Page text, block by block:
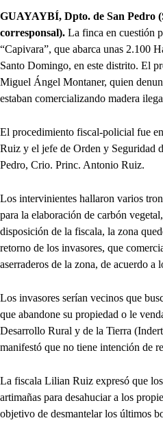
GUAYAYBÍ, Dpto. de San Pedro
corresponsal). La finca en cuestión
“Capivara”, que abarca unas 2.100
Santo Domingo, en este distrito. El
Miguel Ángel Montaner, quien
estaban comercializando madera
El procedimiento fiscal-policial fue
Ruiz y el jefe de Orden y Seguridad
Pedro, Crio. Princ. Antonio Ruiz.
Los intervinientes hallaron varios
para la elaboración de carbón
disposición de la fiscala, la zona
retorno de los invasores, que
aserraderos de la zona, de acuerdo a
Los invasores serían vecinos que
que abandone su propiedad o le
Desarrollo Rural y de la Tierra
manifestó que no tiene intención de
La fiscala Lilian Ruiz expresó que
artimañas para desahuciar a los
objetivo de desmantelar los últimos